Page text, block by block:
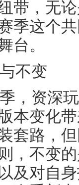
带，无
季这个
台。
不变
，资深
本变化
套路，
，不变
及对自